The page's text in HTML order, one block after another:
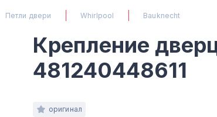
Вс-Пн.
Петли двери Whirlpool Bauknecht
Крепление
481240448611
оригинал